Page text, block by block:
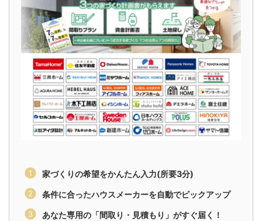
家づくりの希望をかんたん入力(所要3分)
条件に合ったハウスメーカーを自動でピックアップ
あなた専用の「間取り・見積もり」がすぐ届く！